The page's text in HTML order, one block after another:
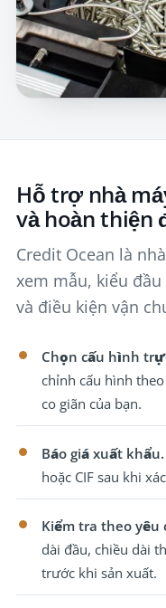
Hỗ trợ nhà
và hoàn thiện
Credit Ocean là
xem mẫu, kiểu
và điều kiện vận
Chọn cấu hình
chỉnh cấu hình
co giãn của bạn.
Báo giá xuất khẩu.
hoặc CIF sau khi
Kiểm tra theo yêu
dài đầu, chiều dài
trước khi sản xuất.